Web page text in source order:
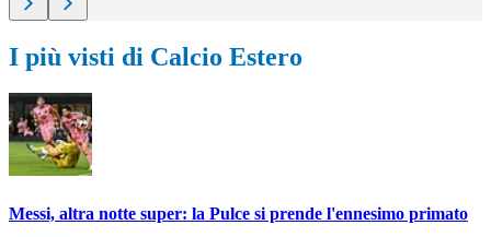
I più visti di Calcio Estero
Messi, altra notte super: la Pulce si prende l'ennesimo primato